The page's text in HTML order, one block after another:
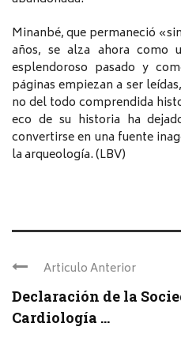
Minanbé, que permaneció
años, se alza ahora como
esplendoroso pasado y
páginas empiezan a ser
no del todo comprendida
eco de su historia ha
convertirse en una fuente
la arqueología. (LBV)
Articulo Anterior
Declaración de la
Cardiología ...